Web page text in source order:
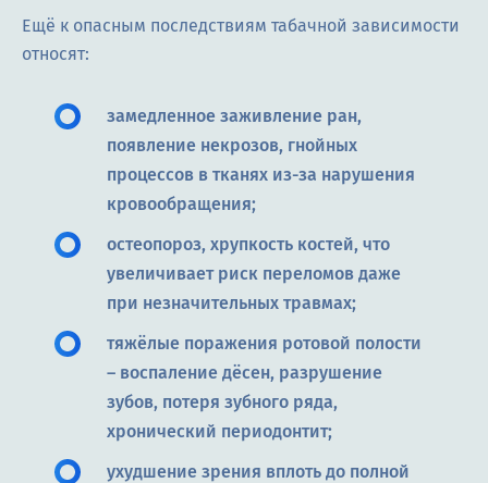
Ещё к опасным последствиям табачной зависимости
относят:
замедленное заживление ран,
появление некрозов, гнойных
процессов в тканях из-за нарушения
кровообращения;
остеопороз, хрупкость костей, что
увеличивает риск переломов даже
при незначительных травмах;
тяжёлые поражения ротовой полости
– воспаление дёсен, разрушение
зубов, потеря зубного ряда,
хронический периодонтит;
ухудшение зрения вплоть до полной